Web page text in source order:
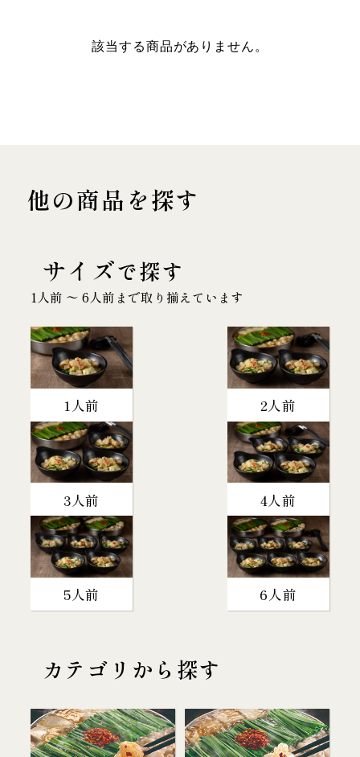
該当する商品がありません。
他の商品を探す
サイズで探す
1人前 〜 6人前まで取り揃えています
1人前 2人前
3人前 4人前
5人前 6人前
カテゴリから探す